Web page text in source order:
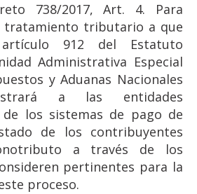
738/2017, Art. 4. Para
tratamiento tributario a que
912 del Estatuto
Administrativa Especial
y Aduanas Nacionales
a las entidades
los sistemas de pago de
de los contribuyentes
a través de los
pertinentes para la
proceso.